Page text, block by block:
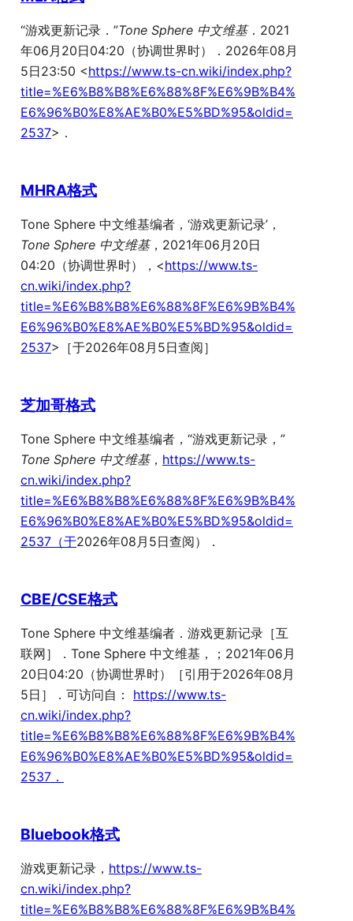
“游戏更新记录．”Tone Sphere 中文维基．2021
年06月20日04:20（协调世界时）．2026年08月
5日23:50 <https://www.ts-cn.wiki/index.php?
title=%E6%B8%B8%E6%88%8F%E6%9B%B4%
E6%96%B0%E8%AE%B0%E5%BD%95&oldid=
2537>．
MHRA格式
Tone Sphere 中文维基编者，‘游戏更新记录’，
Tone Sphere 中文维基，2021年06月20日
04:20（协调世界时），<https://www.ts-
cn.wiki/index.php?
title=%E6%B8%B8%E6%88%8F%E6%9B%B4%
E6%96%B0%E8%AE%B0%E5%BD%95&oldid=
2537>［于2026年08月5日查阅］
芝加哥格式
Tone Sphere 中文维基编者，“游戏更新记录，”
Tone Sphere 中文维基， https://www.ts-
cn.wiki/index.php?
title=%E6%B8%B8%E6%88%8F%E6%9B%B4%
E6%96%B0%E8%AE%B0%E5%BD%95&oldid=
2537（于2026年08月5日查阅）．
CBE/CSE格式
Tone Sphere 中文维基编者．游戏更新记录［互
联网］．Tone Sphere 中文维基，；2021年06月
20日04:20（协调世界时）［引用于2026年08月
5日］．可访问自： https://www.ts-
cn.wiki/index.php?
title=%E6%B8%B8%E6%88%8F%E6%9B%B4%
E6%96%B0%E8%AE%B0%E5%BD%95&oldid=
2537．
Bluebook格式
游戏更新记录， https://www.ts-
cn.wiki/index.php?
title=%E6%B8%B8%E6%88%8F%E6%9B%B4%